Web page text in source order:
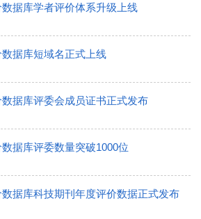
据库学者评价体系升级上线
据库短域名正式上线
据库评委会成员证书正式发布
据库评委数量突破1000位
据库科技期刊年度评价数据正式发布